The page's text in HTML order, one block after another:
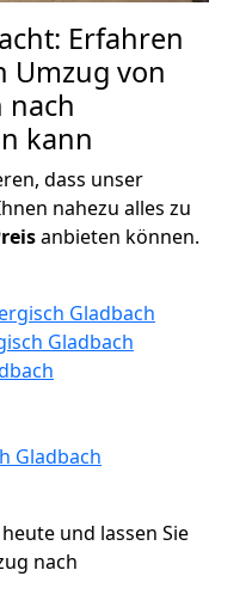
Erfahren
Umzug von
nach
kann
dass unser
nahezu alles zu
anbieten können.
Gladbach
Gladbach
Gladbach
und lassen Sie
nach